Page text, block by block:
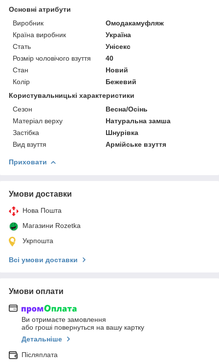
Основні атрибути
Виробник
Омодакамуфляж
Країна виробник
Україна
Стать
Унісекс
Розмір чоловічого взуття
40
Стан
Новий
Колір
Бежевий
Користувальницькі характеристики
Сезон
Весна/Осінь
Матеріал верху
Натуральна замша
Застібка
Шнурівка
Вид взуття
Армійське взуття
Приховати
Умови доставки
Нова Пошта
Магазини Rozetka
Укрпошта
Всі умови доставки
Умови оплати
Ви отримаєте замовлення
або гроші повернуться на вашу картку
Детальніше
Післяплата